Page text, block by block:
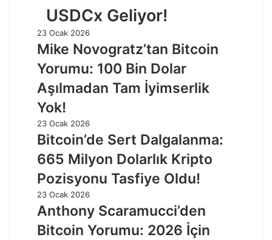
USDCx Geliyor!
23 Ocak 2026
Mike Novogratz’tan Bitcoin
Yorumu: 100 Bin Dolar
Aşılmadan Tam İyimserlik
Yok!
23 Ocak 2026
Bitcoin’de Sert Dalgalanma:
665 Milyon Dolarlık Kripto
Pozisyonu Tasfiye Oldu!
23 Ocak 2026
Anthony Scaramucci’den
Bitcoin Yorumu: 2026 İçin